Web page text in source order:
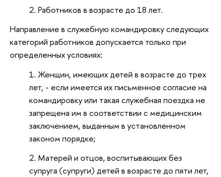
Работников в возрасте до 18 лет.
Направление в служебную командировку следующих
категорий работников допускается только при
определенных условиях:
Женщин, имеющих детей в возрасте до трех
лет, - если имеется их письменное согласие на
командировку или такая служебная поездка не
запрещена им в соответствии с медицинским
заключением, выданным в установленном
законом порядке;
Матерей и отцов, воспитывающих без
супруга (супруги) детей в возрасте до пяти лет,